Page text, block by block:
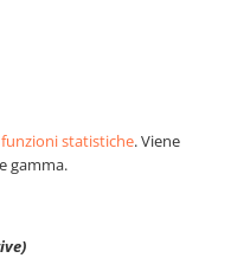
funzioni statistiche. Viene
gamma.